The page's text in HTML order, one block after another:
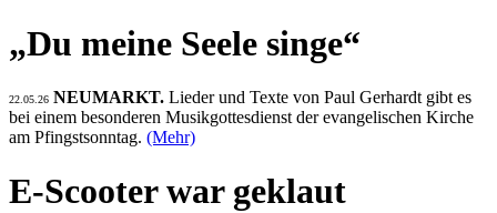
„Du meine Seele singe“
22.05.26 NEUMARKT. Lieder und Texte von Paul Gerhardt gibt es
bei einem besonderen Musikgottesdienst der evangelischen Kirche
am Pfingstsonntag. (Mehr)
E-Scooter war geklaut